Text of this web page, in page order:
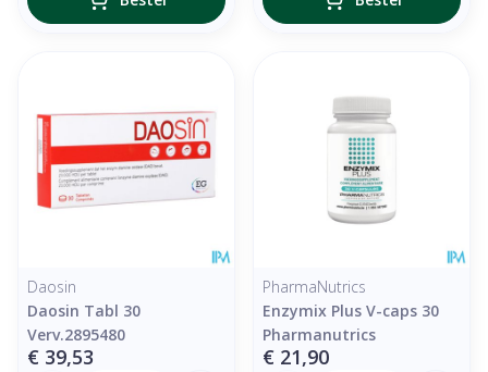
Daosin
Daosin Tabl 30
Verv.2895480
€ 39,53
PharmaNutrics
Enzymix Plus V-caps 30
Pharmanutrics
€ 21,90